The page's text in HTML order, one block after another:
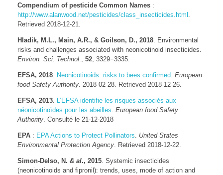
Compendium of pesticide Common Names :
http://www.alanwood.net/pesticides/class_insecticides.html .
Retrieved 2018-12-21.
Hladik, M.L., Main, A.R., & Goilson, D., 2018. Environmental
risks and challenges associated with neonicotinoid insecticides.
Environ. Sci. Technol., 52, 3329−3335.
EFSA, 2018. Neonicotinoids: risks to bees confirmed. European
food Safety Authority. 2018-02-28. Retrieved 2018-12-26.
EFSA, 2013. L’EFSA identifie les risques associés aux
néonicotinoïdes pour les abeilles. European food Safety
Authority. Consulté le 21-12-2018
EPA : EPA Actions to Protect Pollinators. United States
Environmental Protection Agency. Retrieved 2018-12-22.
Simon-Delso, N. & al., 2015. Systemic insecticides
(neonicotinoids and fipronil): trends, uses, mode of action and